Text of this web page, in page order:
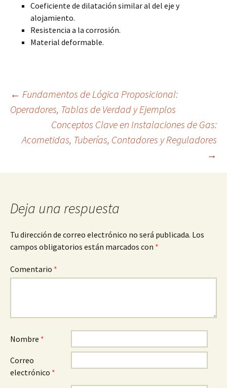
Coeficiente de dilatación similar al del eje y
alojamiento.
Resistencia a la corrosión.
Material deformable.
Navegación
de
entradas
← Fundamentos de Lógica Proposicional:
Operadores, Tablas de Verdad y Ejemplos
Conceptos Clave en Instalaciones de Gas:
Acometidas, Tuberías, Contadores y Reguladores
→
Deja una respuesta
Tu dirección de correo electrónico no será publicada. Los
campos obligatorios están marcados con *
Comentario *
Nombre *
Correo
electrónico *